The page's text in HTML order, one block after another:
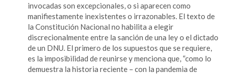
invocadas son excepcionales, o si aparecen como
manifiestamente inexistentes o irrazonables. El texto de
la Constitución Nacional no habilita a elegir
discrecionalmente entre la sanción de una ley o el dictado
de un DNU. El primero de los supuestos que se requiere,
es la imposibilidad de reunirse y menciona que, “como lo
demuestra la historia reciente – con la pandemia de